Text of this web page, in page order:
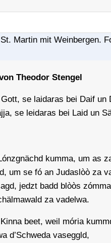
Martin mit Weinbergen.
Theodor Stengel
se laidaras bei Daif un
se leidaras bei Laid un
kumma, um as
um se fó an Judaslòò za
jedzt badd blòòs
za vadelwa.
beet, weil mória
d’Schweda vaseggld,